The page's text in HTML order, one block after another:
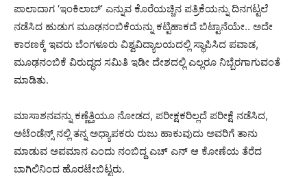
ಪಾಲಾದಾಗ ‘ಇಂಕಿಲಾಬ್’ ಎನ್ನುವ ಕೊರೆಯಚ್ಚಿನ ಪತ್ರಿಕೆಯನ್ನು ದಿನಗಟ್ಟಲೆ
ನಡೆಸಿದ ಹುಡುಗ ಮೂಢನಂಬಿಕೆಯನ್ನು ಕಟ್ಟಿಹಾಕದೆ ಬಿಟ್ಟಾನೆಯೇ.. ಅದೇ
ಕಾರಣಕ್ಕೆ ಇವರು ಬೆಂಗಳೂರು ವಿಶ್ವವಿದ್ಯಾಲಯದಲ್ಲಿ ಸ್ಥಾಪಿಸಿದ ಪವಾಡ,
ಮೂಢನಂಬಿಕೆ ವಿರುದ್ಧದ ಸಮಿತಿ ಇಡೀ ದೇಶದಲ್ಲಿ ಎಲ್ಲರೂ ನಿಬ್ಬೆರಗಾಗುವಂತೆ
ಮಾಡಿತು.
ಮಾಸಾಶನವನ್ನು ಕಣ್ಣೆತ್ತಿಯೂ ನೋಡದ, ಪರೀಕ್ಷಕರಿಲ್ಲದೆ ಪರೀಕ್ಷೆ ನಡೆಸಿದ,
ಅಟೆಂಡೆನ್ಸ್ ನಲ್ಲಿ ತನ್ನ ಅಧ್ಯಾಪಕರು ರುಜು ಹಾಕುವುದು ಅವರಿಗೆ ತಾನು
ಮಾಡುವ ಅಪಮಾನ ಎಂದು ನಂಬಿದ್ದ ಎಚ್ ಎನ್ ಆ ಕೋಣೆಯ ತೆರೆದ
ಬಾಗಿಲಿನಿಂದ ಹೊರಟೇಬಿಟ್ಟರು.